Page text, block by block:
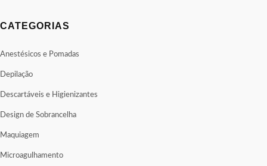
CATEGORIAS
Anestésicos e Pomadas
Depilação
Descartáveis e Higienizantes
Design de Sobrancelha
Maquiagem
Microagulhamento